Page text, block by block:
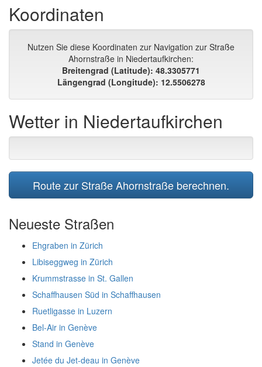
Koordinaten
Nutzen Sie diese Koordinaten zur Navigation zur Straße
Ahornstraße in Niedertaufkirchen:
Breitengrad (Latitude): 48.3305771
Längengrad (Longitude): 12.5506278
Wetter in Niedertaufkirchen
Route zur Straße Ahornstraße berechnen.
Neueste Straßen
Ehgraben in Zürich
Libiseggweg in Zürich
Krummstrasse in St. Gallen
Schaffhausen Süd in Schaffhausen
Ruetligasse in Luzern
Bel-Air in Genève
Stand in Genève
Jetée du Jet-deau in Genève